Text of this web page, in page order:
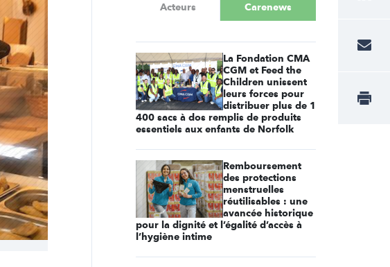
Acteurs Carenews
La Fondation CMA
CGM et Feed the
Children unissent
leurs forces pour
distribuer plus de 1
400 sacs à dos remplis de produits
essentiels aux enfants de Norfolk
Remboursement
des protections
menstruelles
réutilisables : une
avancée historique
pour la dignité et l’égalité d’accès à
l’hygiène intime